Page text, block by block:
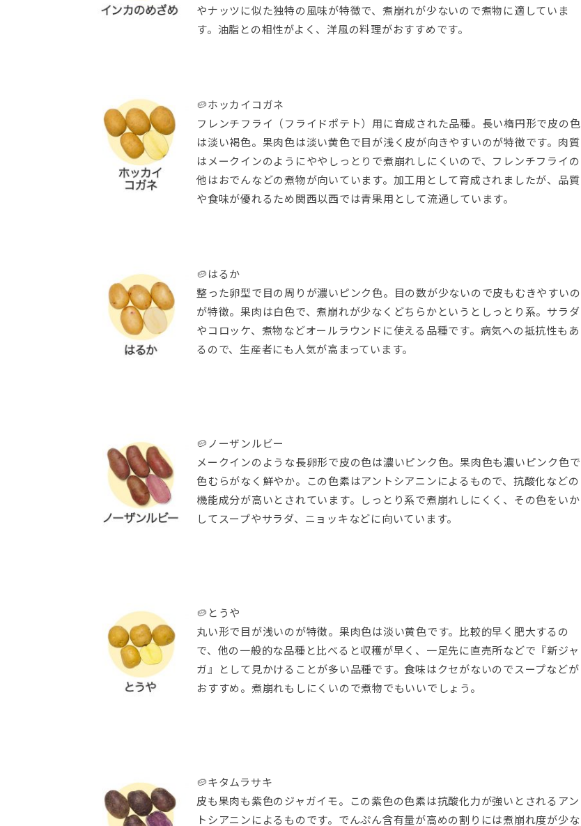
やナッツに似た独特の風味が特徴で、煮崩れが少ないので煮物に適していま
す。油脂との相性がよく、洋風の料理がおすすめです。
🥔ホッカイコガネ
フレンチフライ（フライドポテト）用に育成された品種。長い楕円形で皮の色
は淡い褐色。果肉色は淡い黄色で目が浅く皮が向きやすいのが特徴です。肉質
はメークインのようにややしっとりで煮崩れしにくいので、フレンチフライの
他はおでんなどの煮物が向いています。加工用として育成されましたが、品質
や食味が優れるため関西以西では青果用として流通しています。
🥔はるか
整った卵型で目の周りが濃いピンク色。目の数が少ないので皮もむきやすいの
が特徴。果肉は白色で、煮崩れが少なくどちらかというとしっとり系。サラダ
やコロッケ、煮物などオールラウンドに使える品種です。病気への抵抗性もあ
るので、生産者にも人気が高まっています。
🥔ノーザンルビー
メークインのような長卵形で皮の色は濃いピンク色。果肉色も濃いピンク色で
色むらがなく鮮やか。この色素はアントシアニンによるもので、抗酸化などの
機能成分が高いとされています。しっとり系で煮崩れしにくく、その色をいか
してスープやサラダ、ニョッキなどに向いています。
🥔とうや
丸い形で目が浅いのが特徴。果肉色は淡い黄色です。比較的早く肥大するの
で、他の一般的な品種と比べると収穫が早く、一足先に直売所などで『新ジャ
ガ』として見かけることが多い品種です。食味はクセがないのでスープなどが
おすすめ。煮崩れもしにくいので煮物でもいいでしょう。
🥔キタムラサキ
皮も果肉も紫色のジャガイモ。この紫色の色素は抗酸化力が強いとされるアン
トシアニンによるものです。でんぷん含有量が高めの割りには煮崩れ度が少な